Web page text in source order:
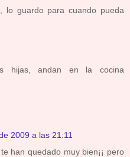
lo guardo para cuando pueda
hijas, andan en la cocina
2009 a las 21:11
han quedado muy bien¡¡ pero